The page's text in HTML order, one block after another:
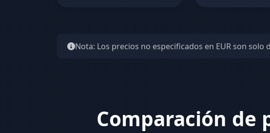
Nota: Los precios no especificados en EUR son solo
Comparación de